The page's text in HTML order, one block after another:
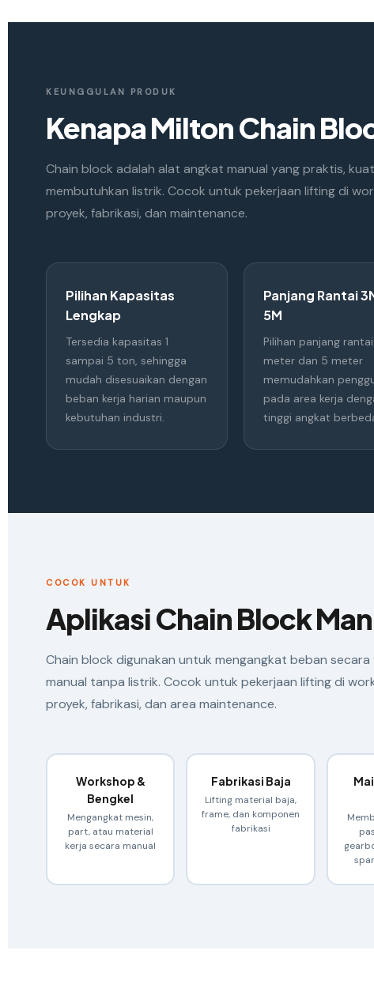
KEUNGGULAN PRODUK
Kenapa Milton Chain
Chain block adalah alat angkat manual yang praktis,
membutuhkan listrik. Cocok untuk pekerjaan lifting di
proyek, fabrikasi, dan maintenance.
Pilihan Kapasitas
Lengkap
Tersedia kapasitas 1
sampai 5 ton, sehingga
mudah disesuaikan dengan
beban kerja harian maupun
kebutuhan industri.
Panjang Rantai
5M
Pilihan panjang
meter dan 5 meter
memudahkan
pada area kerja
tinggi angkat
COCOK UNTUK
Aplikasi Chain Block
Chain block digunakan untuk mengangkat beban
manual tanpa listrik. Cocok untuk pekerjaan lifting di
proyek, fabrikasi, dan area maintenance.
Workshop &
Bengkel
Mengangkat mesin,
part, atau material
kerja secara manual
Fabrikasi Baja
Lifting material baja,
frame, dan komponen
fabrikasi